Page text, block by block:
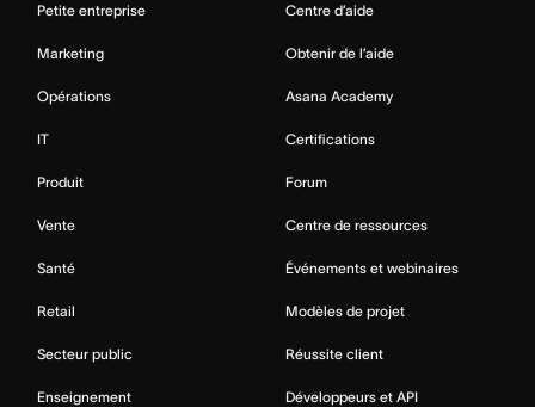
Petite entreprise
Marketing
Opérations
IT
Produit
Vente
Santé
Retail
Secteur public
Enseignement
Centre d’aide
Obtenir de l’aide
Asana Academy
Certifications
Forum
Centre de ressources
Événements et webinaires
Modèles de projet
Réussite client
Développeurs et API